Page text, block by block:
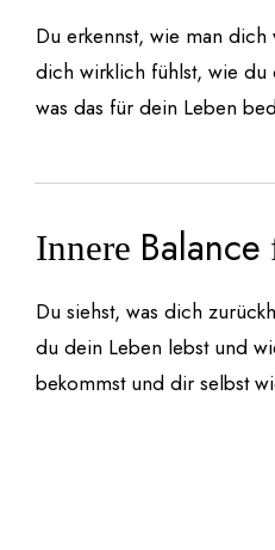
Du erkennst, wie man
dich wirklich fühlst, wie du
was das für dein Leben
Innere Balance
Du siehst, was dich
du dein Leben lebst und
bekommst und dir selbst